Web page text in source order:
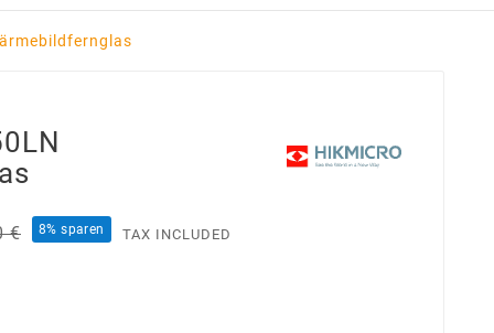
€ 8% sparen TAX INCLUDED